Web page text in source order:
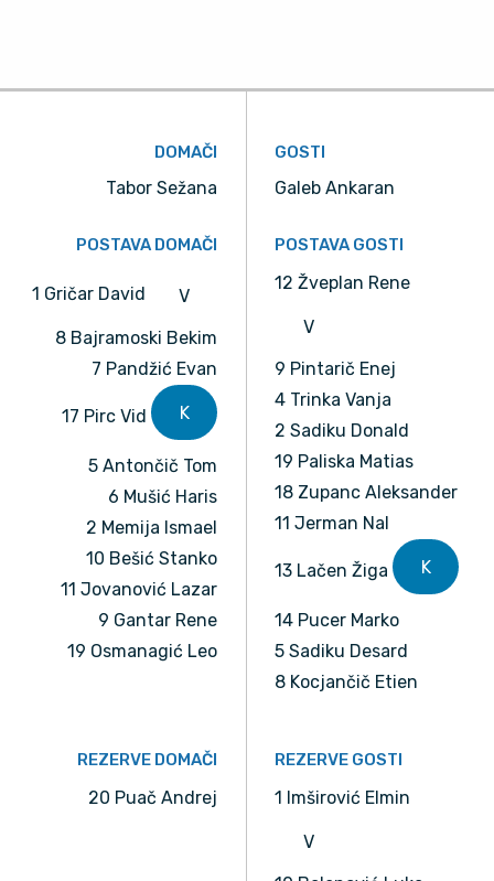
DOMAČI
Tabor Sežana
GOSTI
Galeb Ankaran
POSTAVA DOMAČI
1 Gričar David V
8 Bajramoski Bekim
7 Pandžić Evan
17 Pirc Vid K
5 Antončič Tom
6 Mušić Haris
2 Memija Ismael
10 Bešić Stanko
11 Jovanović Lazar
9 Gantar Rene
19 Osmanagić Leo
POSTAVA GOSTI
12 Žveplan Rene
V
9 Pintarič Enej
4 Trinka Vanja
2 Sadiku Donald
19 Paliska Matias
18 Zupanc Aleksander
11 Jerman Nal
13 Lačen Žiga K
14 Pucer Marko
5 Sadiku Desard
8 Kocjančič Etien
REZERVE DOMAČI
20 Puač Andrej
REZERVE GOSTI
1 Imširović Elmin
V